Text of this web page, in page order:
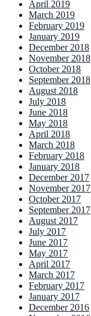
April 2019
March 2019
February 2019
January 2019
December 2018
November 2018
October 2018
September 2018
August 2018
July 2018
June 2018
May 2018
April 2018
March 2018
February 2018
January 2018
December 2017
November 2017
October 2017
September 2017
August 2017
July 2017
June 2017
May 2017
April 2017
March 2017
February 2017
January 2017
December 2016